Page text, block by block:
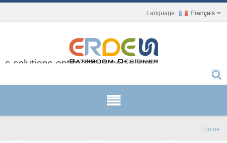
Français
solutions optimales à nos clients.
Home